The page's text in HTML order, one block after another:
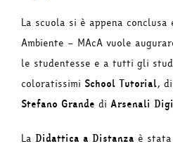
La scuola si è appena conclusa
Ambiente – MAcA vuole
le studentesse e a tutti gli
coloratissimi School Tutorial,
Stefano Grande di Arsenali
La Didattica a Distanza è